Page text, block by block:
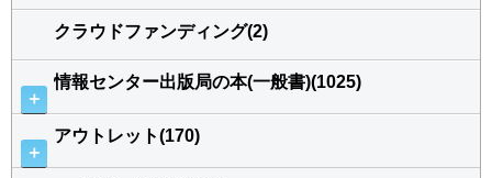
クラウドファンディング(2)
＋
情報センター出版局の本(一般書)(1025)
＋
アウトレット(170)